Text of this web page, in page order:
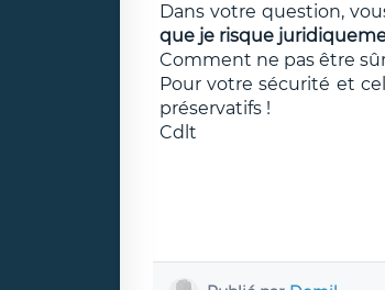
Dans votre question,
que je risque
Comment ne pas être
Pour votre sécurité et
préservatifs !
Cdlt